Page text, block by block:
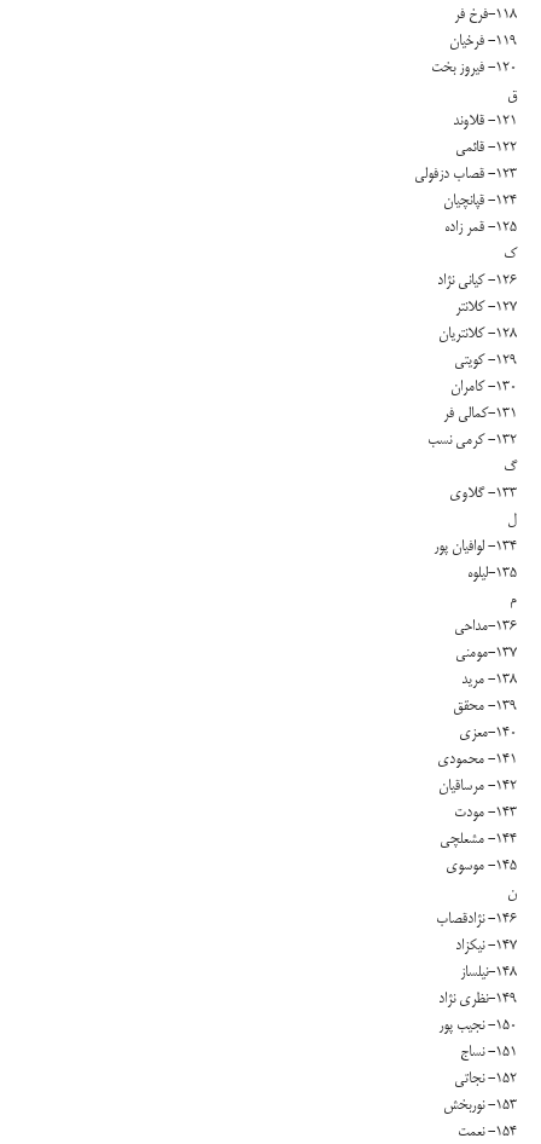
۱۱۸-فرخ فر
۱۱۹- فرخیان
۱۲۰- فیروز بخت
ق
۱۲۱- قلاوند
۱۲۲- قائمی
۱۲۳- قصاب دزفولی
۱۲۴- قپانچیان
۱۲۵- قمر زاده
ک
۱۲۶- کیانی نژاد
۱۲۷- کلانتر
۱۲۸- کلانتریان
۱۲۹- کویتی
۱۳۰- کامران
۱۳۱-کمالی فر
۱۳۲- کرمی نسب
گ
۱۳۳- گلاوی
ل
۱۳۴- لوافیان پور
۱۳۵-لیلوه
م
۱۳۶-مداحی
۱۳۷-مومنی
۱۳۸- مرید
۱۳۹- محقق
۱۴۰-معزی
۱۴۱- محمودی
۱۴۲- مرساقیان
۱۴۳- مودت
۱۴۴- مشعلچی
۱۴۵- موسوی
ن
۱۴۶- نژادقصاب
۱۴۷- نیکزاد
۱۴۸-نیلساز
۱۴۹-نظری نژاد
۱۵۰- نجیب پور
۱۵۱- نساج
۱۵۲- نجاتی
۱۵۳- نوربخش
۱۵۴- نعمت